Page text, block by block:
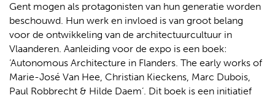
Gent mogen als protagonisten van hun generatie worden
beschouwd. Hun werk en invloed is van groot belang
voor de ontwikkeling van de architectuurcultuur in
Vlaanderen. Aanleiding voor de expo is een boek:
‘Autonomous Architecture in Flanders. The early works of
Marie-José Van Hee, Christian Kieckens, Marc Dubois,
Paul Robbrecht & Hilde Daem’. Dit boek is een initiatief